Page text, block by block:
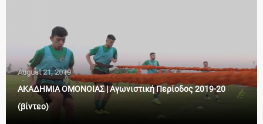
August 21, 2019
ΑΚΑΔΗΜΙΑ ΟΜΟΝΟΙΑΣ | Αγωνιστική Περίοδος 2019-20
(βίντεο)